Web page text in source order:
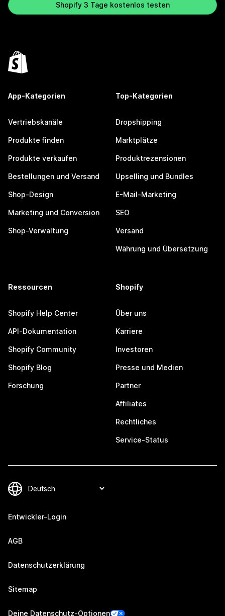
Shopify 3 Tage kostenlos testen
App-Kategorien
Vertriebskanäle
Produkte finden
Produkte verkaufen
Bestellungen und Versand
Shop-Design
Marketing und Conversion
Shop-Verwaltung
Top-Kategorien
Dropshipping
Marktplätze
Produktrezensionen
Upselling und Bundles
E-Mail-Marketing
SEO
Versand
Währung und Übersetzung
Ressourcen
Shopify Help Center
API-Dokumentation
Shopify Community
Shopify Blog
Forschung
Shopify
Über uns
Karriere
Investoren
Presse und Medien
Partner
Affiliates
Rechtliches
Service-Status
Entwickler-Login
AGB
Datenschutzerklärung
Sitemap
Deine Datenschutz-Optionen